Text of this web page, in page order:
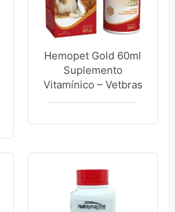
Hemopet Gold 60ml
Suplemento
Vitamínico – Vetbras